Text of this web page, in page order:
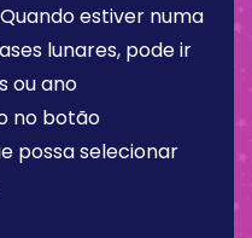
estiver numa
lunares, pode ir
ou ano
no botão
possa selecionar